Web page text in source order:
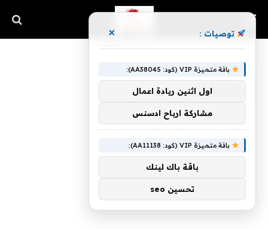
ومشكلات
توصيات : ×
باقة متميزة VIP (كود: AA38045):
اول اثنين ريادة اعمال
مشاركة ارباح ادسنس
باقة متميزة VIP (كود: AA11138):
باقة باك لينك
تحسين seo